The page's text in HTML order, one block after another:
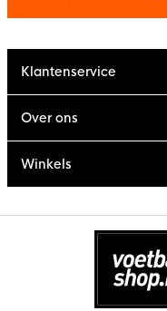
Klantenservice
Over ons
Winkels